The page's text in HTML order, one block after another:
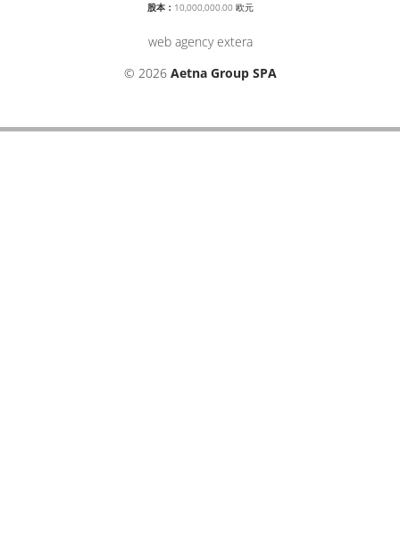
股本： 10,000,000.00 欧元
web agency extera
© 2026 Aetna Group SPA